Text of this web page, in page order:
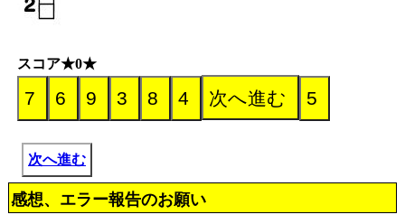
スコア★0★
次へ進む
感想、エラー報告のお願い